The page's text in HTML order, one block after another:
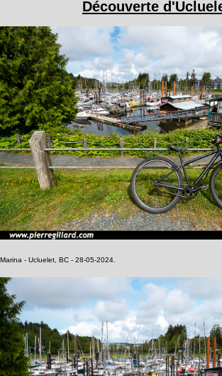
Découverte
Marina - Ucluelet, BC - 28-05-2024.